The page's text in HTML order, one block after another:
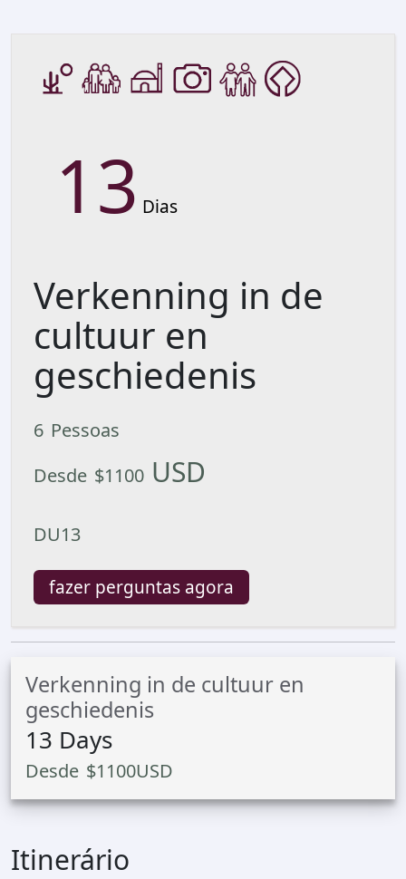
13 Dias
Verkenning in de
cultuur en
geschiedenis
6 Pessoas
Desde $1100 USD
DU13
fazer perguntas agora
Verkenning in de cultuur en
geschiedenis
13 Days
Desde $1100USD
Itinerário